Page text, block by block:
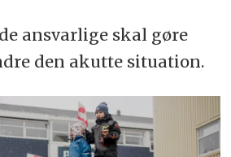
ansvarlige skal gøre
den akutte situation.